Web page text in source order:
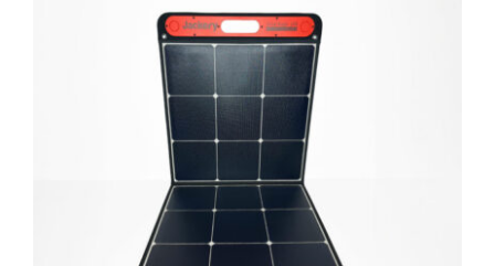
Solarpanel Jackery SolarSaga 100